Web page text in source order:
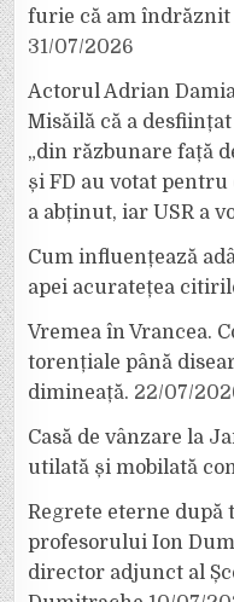
furie că am îndrăznit
31/07/2026
Actorul Adrian
Misăilă că a
„din răzbunare față
și FD au votat pentru
a abținut, iar USR a
Cum influențează
apei acuratețea
Vremea în Vrancea.
torențiale până
dimineață. 22/07/
Casă de vânzare la
utilată și mobilată
Regrete eterne după
profesorului Ion
director adjunct al